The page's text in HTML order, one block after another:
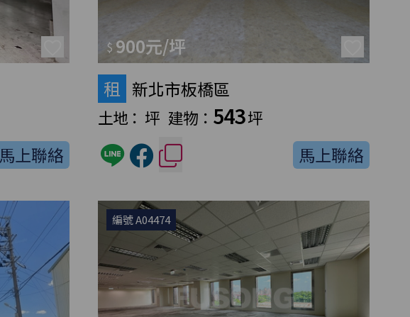
馬上聯絡
$ 900元/坪
租 新北市板橋區
土地： 坪 建物： 543坪
馬上聯絡
編號 A04474